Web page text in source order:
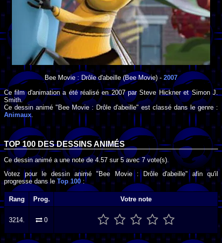
Bee Movie : Drôle d'abeille(Bee Movie) - 2007
Ce film d'animation a été réalisé en 2007parSteve HickneretSimon J.
Smith.
Ce dessin animé "Bee Movie : Drôle d'abeille" est classé dans le genre :
Animaux.
TOP 100 DESDESSINS ANIMÉS
Ce dessin animé a une note de 4.57 sur5avec7vote(s).
Votez pour le dessin animé "Bee Movie : Drôle d'abeille" afin qu'il
progresse dans leTop 100 :
Rang Prog. Votre note
3214. 0